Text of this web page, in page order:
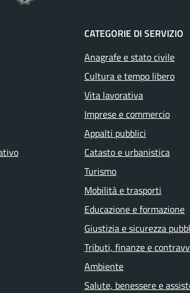
CATEGORIE DI SERVIZIO
Anagrafe e stato civile
Cultura e tempo libero
Vita lavorativa
Imprese e commercio
Appalti pubblici
Catasto e urbanistica
Turismo
Mobilità e trasporti
Educazione e formazione
Giustizia e sicurezza
Tributi, finanze e
Ambiente
Salute, benessere e